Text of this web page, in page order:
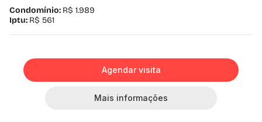
Condomínio: R$ 1.989
Iptu: R$ 561
Agendar visita
Mais informações